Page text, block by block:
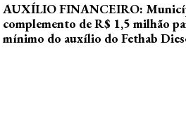
AUXÍLIO FINANCEIRO:
complemento de R$ 1,5 milhão
mínimo do auxílio do Fethab